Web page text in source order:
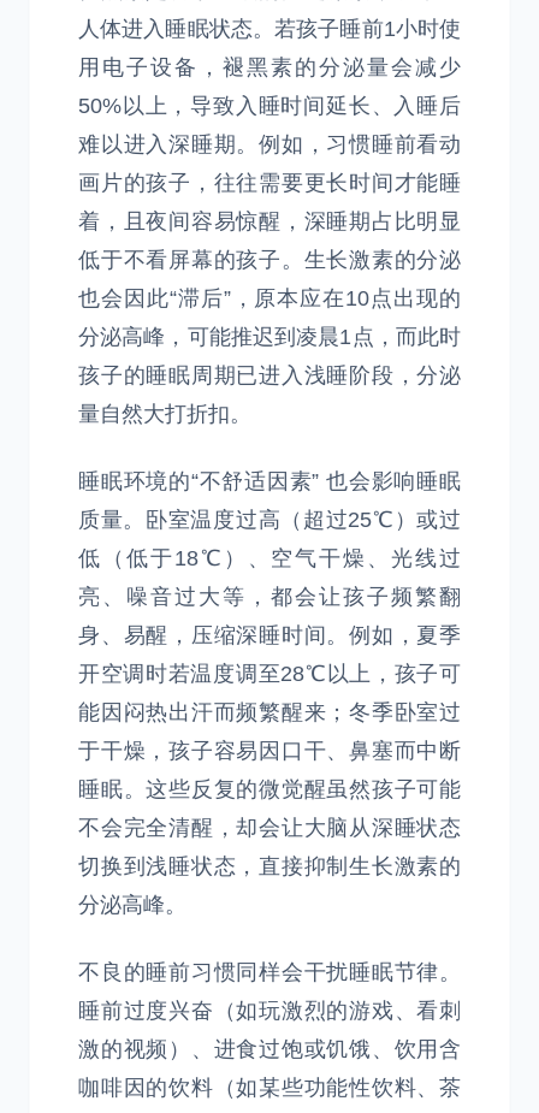
人体进入睡眠状态。若孩子睡前1小时使
用电子设备，褪黑素的分泌量会减少
50%以上，导致入睡时间延长、入睡后
难以进入深睡期。例如，习惯睡前看动
画片的孩子，往往需要更长时间才能睡
着，且夜间容易惊醒，深睡期占比明显
低于不看屏幕的孩子。生长激素的分泌
也会因此“滞后”，原本应在10点出现的
分泌高峰，可能推迟到凌晨1点，而此时
孩子的睡眠周期已进入浅睡阶段，分泌
量自然大打折扣。
睡眠环境的“不舒适因素” 也会影响睡眠
质量。卧室温度过高（超过25℃）或过
低（低于18℃）、空气干燥、光线过
亮、噪音过大等，都会让孩子频繁翻
身、易醒，压缩深睡时间。例如，夏季
开空调时若温度调至28℃以上，孩子可
能因闷热出汗而频繁醒来；冬季卧室过
于干燥，孩子容易因口干、鼻塞而中断
睡眠。这些反复的微觉醒虽然孩子可能
不会完全清醒，却会让大脑从深睡状态
切换到浅睡状态，直接抑制生长激素的
分泌高峰。
不良的睡前习惯同样会干扰睡眠节律。
睡前过度兴奋（如玩激烈的游戏、看刺
激的视频）、进食过饱或饥饿、饮用含
咖啡因的饮料（如某些功能性饮料、茶